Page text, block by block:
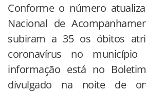
Conforme o número
Nacional de
subiram a 35 os óbitos
coronavírus no
informação está no
divulgado na noite de